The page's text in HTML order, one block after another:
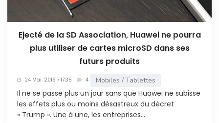
Ejecté de la SD Association, Huawei ne pourra
plus utiliser de cartes microSD dans ses
futurs produits
24 Mai. 2019 • 17:35 4 Mobiles / Tablettes
Il ne se passe plus un jour sans que Huawei ne subisse
les effets plus ou moins désastreux du décret
« Trump ». Une à une, les entreprises...